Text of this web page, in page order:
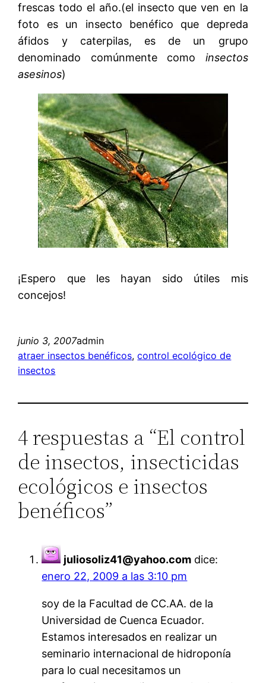
frescas todo el año.(el insecto que ven en la
foto es un insecto benéfico que depreda
áfidos y caterpilas, es de un grupo
denominado comúnmente como insectos
asesinos)
¡Espero que les hayan sido útiles mis
concejos!
junio 3, 2007admin
atraer insectos benéficos, control ecológico de
insectos
4 respuestas a “El control
de insectos, insecticidas
ecológicos e insectos
benéficos”
juliosoliz41@yahoo.com dice:
enero 22, 2009 a las 3:10 pm
soy de la Facultad de CC.AA. de la
Universidad de Cuenca Ecuador.
Estamos interesados en realizar un
seminario internacional de hidroponía
para lo cual necesitamos un